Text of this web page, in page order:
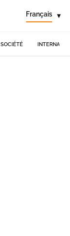
Français ▾
SOCIÉTÉ